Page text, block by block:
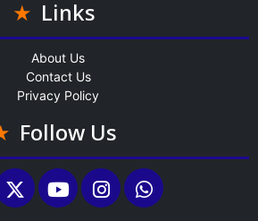
Links
About Us
Contact Us
Privacy Policy
Follow Us